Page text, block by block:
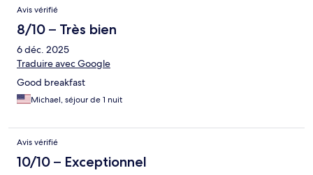
Avis vérifié
8/10 – Très bien
6 déc. 2025
Traduire avec Google
Good breakfast
Michael, séjour de 1 nuit
Avis vérifié
10/10 – Exceptionnel